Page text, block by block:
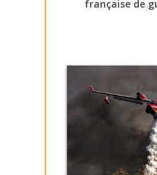
française de